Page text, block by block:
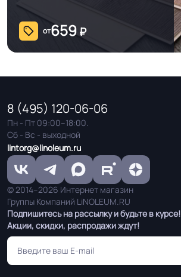
от659 ₽
Подпишитесь на рассылку и будьте в курсе!
Акции, скидки, распродажи ждут!
8 (495) 120-06-06
Пн - Пт 09:00–18:00.
Сб - Вс - выходной
lintorg@linoleum.ru
© 2014–2026 Интернет магазин
Группы Компаний LiNOLEUM.RU